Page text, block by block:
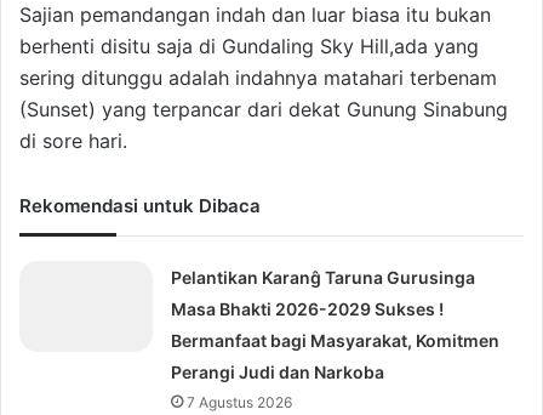
Sajian pemandangan indah dan luar biasa itu bukan
berhenti disitu saja di Gundaling Sky Hill,ada yang
sering ditunggu adalah indahnya matahari terbenam
(Sunset) yang terpancar dari dekat Gunung Sinabung
di sore hari.
Rekomendasi untuk Dibaca
Pelantikan Karanĝ Taruna Gurusinga
Masa Bhakti 2026-2029 Sukses !
Bermanfaat bagi Masyarakat, Komitmen
Perangi Judi dan Narkoba
7 Agustus 2026